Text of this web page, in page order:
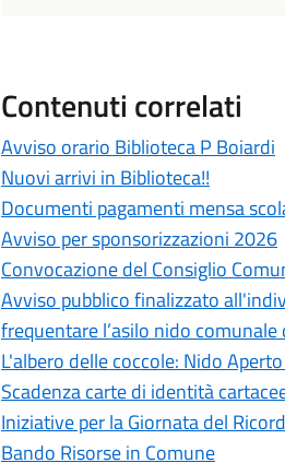
Contenuti correlati
Avviso orario Biblioteca P Boiardi
Nuovi arrivi in Biblioteca!!
Documenti pagamenti mensa
Avviso per sponsorizzazioni 2026
Convocazione del Consiglio
Avviso pubblico finalizzato
frequentare l’asilo nido
L'albero delle coccole: Nido
Scadenza carte di identità
Iniziative per la Giornata del
Bando Risorse in Comune